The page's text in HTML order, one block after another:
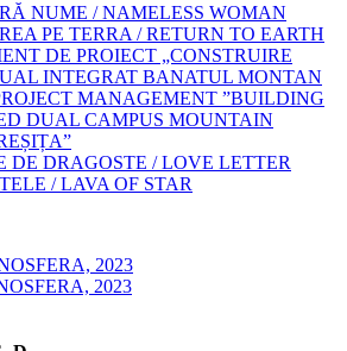
NUME / NAMELESS WOMAN
PE TERRA / RETURN TO EARTH
DE PROIECT „CONSTRUIRE
INTEGRAT BANATUL MONTAN
MANAGEMENT ”BUILDING
DUAL CAMPUS MOUNTAIN
DE DRAGOSTE / LOVE LETTER
/ LAVA OF STAR
2023
2023